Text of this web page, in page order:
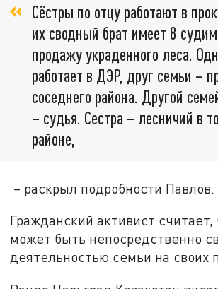
Сёстры по отцу работают в
их сводный брат имеет 8
продажу украденного леса.
работает в ДЭР, друг семьи –
соседнего района. Другой
– судья. Сестра – лесничий в
районе,
– раскрыл подробности Павлов.
Гражданский активист
может быть непосредственно
деятельностью семьи на своих